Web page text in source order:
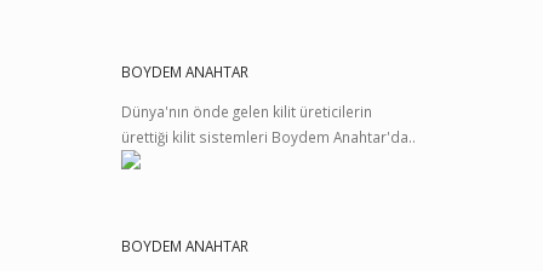
BOYDEM ANAHTAR
Dünya'nın önde gelen kilit üreticilerin
ürettiği kilit sistemleri Boydem Anahtar'da..
BOYDEM ANAHTAR